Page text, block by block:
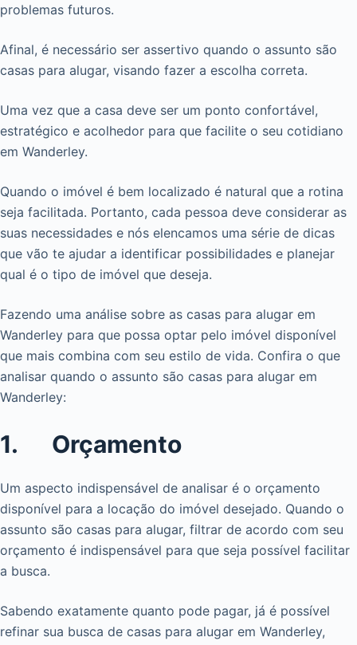
problemas futuros.
Afinal, é necessário ser assertivo quando o assunto são
casas para alugar, visando fazer a escolha correta.
Uma vez que a casa deve ser um ponto confortável,
estratégico e acolhedor para que facilite o seu cotidiano
em Wanderley.
Quando o imóvel é bem localizado é natural que a rotina
seja facilitada. Portanto, cada pessoa deve considerar as
suas necessidades e nós elencamos uma série de dicas
que vão te ajudar a identificar possibilidades e planejar
qual é o tipo de imóvel que deseja.
Fazendo uma análise sobre as casas para alugar em
Wanderley para que possa optar pelo imóvel disponível
que mais combina com seu estilo de vida. Confira o que
analisar quando o assunto são casas para alugar em
Wanderley:
1. Orçamento
Um aspecto indispensável de analisar é o orçamento
disponível para a locação do imóvel desejado. Quando o
assunto são casas para alugar, filtrar de acordo com seu
orçamento é indispensável para que seja possível facilitar
a busca.
Sabendo exatamente quanto pode pagar, já é possível
refinar sua busca de casas para alugar em Wanderley,